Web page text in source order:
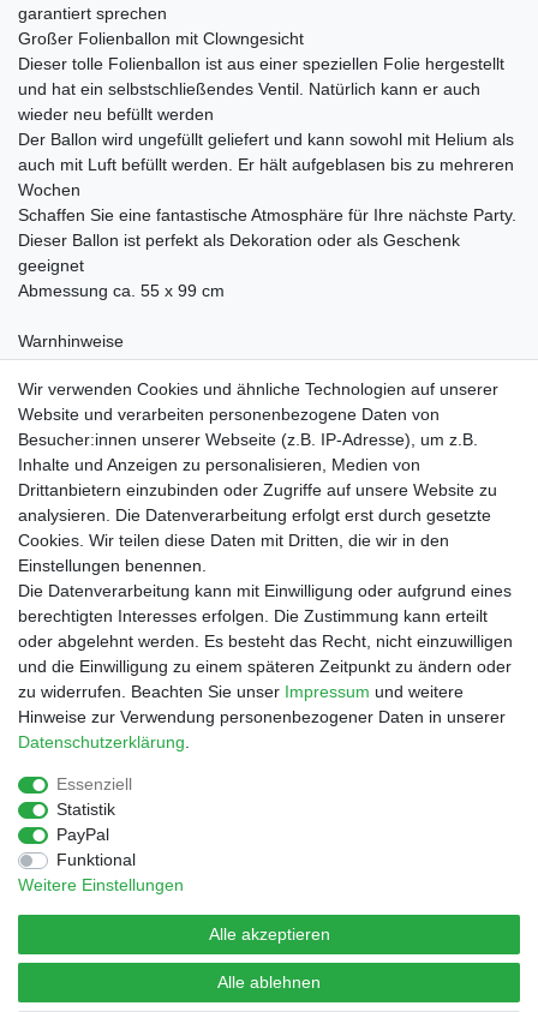
garantiert sprechen
Großer Folienballon mit Clowngesicht
Dieser tolle Folienballon ist aus einer speziellen Folie hergestellt
und hat ein selbstschließendes Ventil. Natürlich kann er auch
wieder neu befüllt werden
Der Ballon wird ungefüllt geliefert und kann sowohl mit Helium als
auch mit Luft befüllt werden. Er hält aufgeblasen bis zu mehreren
Wochen
Schaffen Sie eine fantastische Atmosphäre für Ihre nächste Party.
Dieser Ballon ist perfekt als Dekoration oder als Geschenk
geeignet
Abmessung ca. 55 x 99 cm
Warnhinweise
Nicht für Kinder unter 36 Monaten geeignet
Shop
Zahlungs- und Versandbedingungen
Warenkorb
Kasse
Mein Konto
Kontakt
Facebook
Service
Impressum
Widerrufs­recht
Wir verwenden Cookies und ähnliche Technologien auf unserer
Website und verarbeiten personenbezogene Daten von
Besucher:innen unserer Webseite (z.B. IP-Adresse), um z.B.
Inhalte und Anzeigen zu personalisieren, Medien von
Drittanbietern einzubinden oder Zugriffe auf unsere Website zu
analysieren. Die Datenverarbeitung erfolgt erst durch gesetzte
Cookies. Wir teilen diese Daten mit Dritten, die wir in den
Einstellungen benennen.
Die Datenverarbeitung kann mit Einwilligung oder aufgrund eines
berechtigten Interesses erfolgen. Die Zustimmung kann erteilt
oder abgelehnt werden. Es besteht das Recht, nicht einzuwilligen
und die Einwilligung zu einem späteren Zeitpunkt zu ändern oder
zu widerrufen. Beachten Sie unser Impressum und weitere
Hinweise zur Verwendung personenbezogener Daten in unserer
Daten­schutz­erklärung
Essenziell
Statistik
PayPal
Funktional
Weitere Einstellungen
Alle akzeptieren
Alle ablehnen